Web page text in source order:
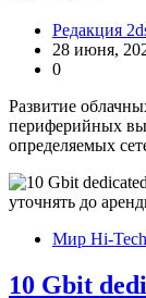
Редакция
28 июня,
0
Развитие
периферийных
определяемых
Мир Hi-Tech
10 Gbit